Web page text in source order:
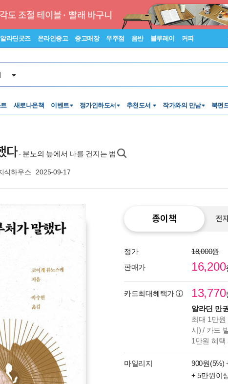
알라딘굿즈 온라인중고 중고매장 우주점 음반 블루레이 커피
새로나온책 이벤트 정가인하도서 추천도서 작가와의 만남 북펀
다- 분노의 늪에서 나를 건지는 법
식하우스 2025-09-17
종이책 전
정가
18,000원
판매가
16,200
카드최대혜택가 13,770
알라딘 만
최대 1만원
시) / 카드
1만원 혜택
마일리지 900원(5%)
+ 5만원이